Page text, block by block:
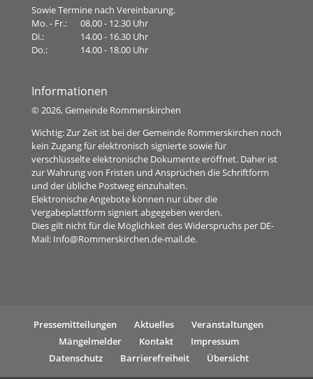
Sowie Termine nach Vereinbarung.
Mo. - Fr.:
08.00 - 12.30 Uhr
Di.:
14.00 - 16.30 Uhr
Do.:
14.00 - 18.00 Uhr
Informationen
© 2026, Gemeinde Rommerskirchen
Wichtig: Zur Zeit ist bei der Gemeinde Rommerskirchen noch
kein Zugang für elektronisch signierte sowie für
verschlüsselte elektronische Dokumente eröffnet. Daher ist
zur Wahrung von Fristen und Ansprüchen die Schriftform
und der übliche Postweg einzuhalten.
Elektronische Angebote können nur über die
Vergabeplattform signiert abgegeben werden.
Dies gilt nicht für die Möglichkeit des Widerspruchs per DE-
Mail: Info@Rommerskirchen.de-mail.de.
Pressemitteilungen Aktuelles
Veranstaltungen
Mängelmelder
Kontakt
Impressum
Datenschutz
Barrierefreiheit Übersicht